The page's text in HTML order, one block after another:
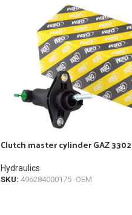
Clutch master cylinder GAZ 3302
Hydraulics
SKU: 496284000175 -OEM